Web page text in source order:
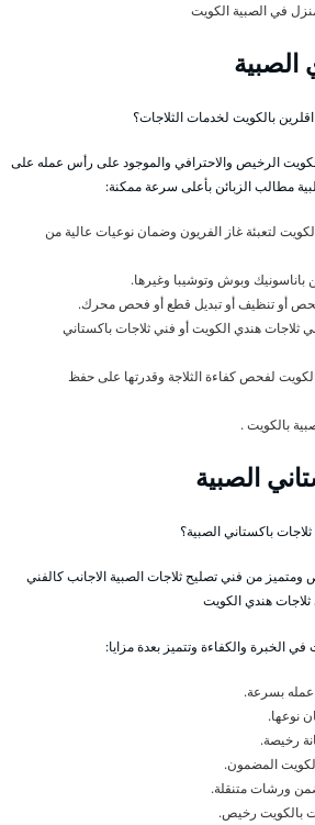
في الصبية الكويت
الصبية
بالكويت لخدمات الثلاجات؟
الرخيص والاحترافي والموجود على رأس عمله على
لتعبئة غاز الفريون وضمان نوعيات عالية من
باناسونيك وبوش وتوشيبا وغيرها.
فحص أو تنظيف أو تبديل قطع أو فحص محرك.
ثلاجات هندي الكويت أو فني ثلاجات باكستاني
لفحص كفاءة الثلاجة وقدرتها على حفظ
بالكويت .
الصبية
باكستاني الصبية؟
من فني تصليح ثلاجات الصبية الاجانب كالفني
ثلاجات هندي الكويت
الخبرة والكفاءة وتتميز بعدة مزايا:
بسرعة.
نوعها.
رخيصة.
المضمون.
ورشات متنقلة.
بالكويت رخيص.